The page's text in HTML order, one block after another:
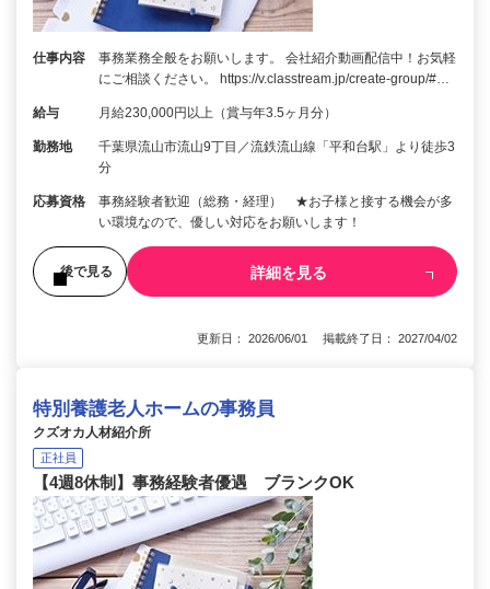
仕事内容
事務業務全般をお願いします。 会社紹介動画配信中！お気軽
にご相談ください。 https://v.classtream.jp/create-group/#…
給与 月給230,000円以上（賞与年3.5ヶ月分）
勤務地
千葉県流山市流山9丁目／流鉄流山線「平和台駅」より徒歩3
分
応募資格
事務経験者歓迎（総務・経理） ★お子様と接する機会が多
い環境なので、優しい対応をお願いします！
後で見る 詳細を見る
更新日： 2026/06/01 掲載終了日： 2027/04/02
特別養護老人ホームの事務員
クズオカ人材紹介所
正社員
【4週8休制】事務経験者優遇 ブランクOK